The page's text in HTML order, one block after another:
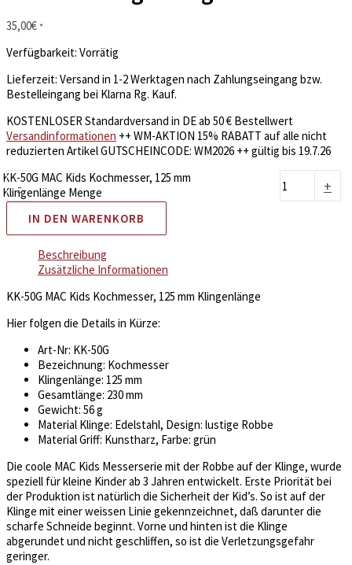
35,00€ *
Verfügbarkeit: Vorrätig
Lieferzeit: Versand in 1-2 Werktagen nach Zahlungseingang bzw.
Bestelleingang bei Klarna Rg. Kauf.
KOSTENLOSER Standardversand in DE ab 50 € Bestellwert
Versandinformationen ++ WM-AKTION 15% RABATT auf alle nicht
reduzierten Artikel GUTSCHEINCODE: WM2026 ++ gültig bis 19.7.26
-
KK-50G MAC Kids Kochmesser, 125 mm
Klingenlänge Menge
+
IN DEN WARENKORB
Beschreibung
Zusätzliche Informationen
KK-50G MAC Kids Kochmesser, 125 mm Klingenlänge
Hier folgen die Details in Kürze:
Art-Nr: KK-50G
Bezeichnung: Kochmesser
Klingenlänge: 125 mm
Gesamtlänge: 230 mm
Gewicht: 56 g
Material Klinge: Edelstahl, Design: lustige Robbe
Material Griff: Kunstharz, Farbe: grün
Die coole MAC Kids Messerserie mit der Robbe auf der Klinge, wurde
speziell für kleine Kinder ab 3 Jahren entwickelt. Erste Priorität bei
der Produktion ist natürlich die Sicherheit der Kid’s. So ist auf der
Klinge mit einer weissen Linie gekennzeichnet, daß darunter die
scharfe Schneide beginnt. Vorne und hinten ist die Klinge
abgerundet und nicht geschliffen, so ist die Verletzungsgefahr
geringer.